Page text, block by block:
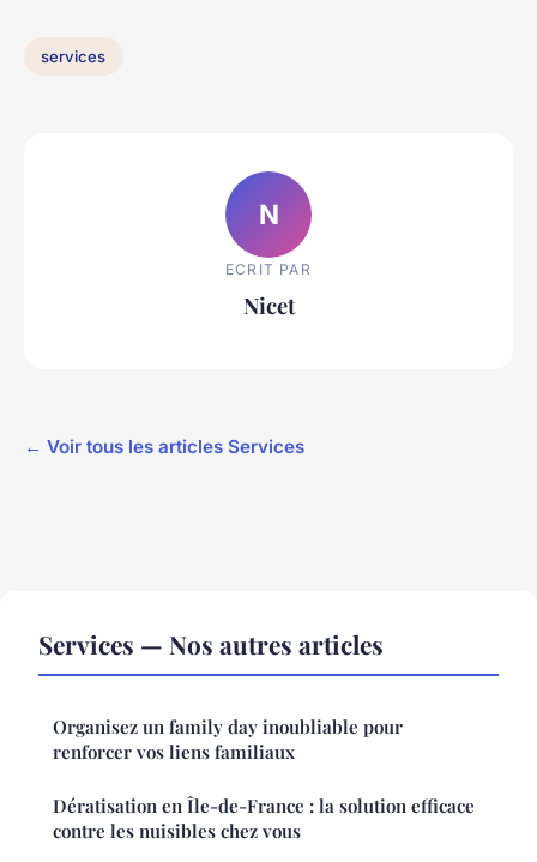
services
N
ECRIT PAR
Nicet
← Voir tous les articles Services
Services — Nos autres articles
Organisez un family day inoubliable pour
renforcer vos liens familiaux
Dératisation en Île-de-France : la solution efficace
contre les nuisibles chez vous